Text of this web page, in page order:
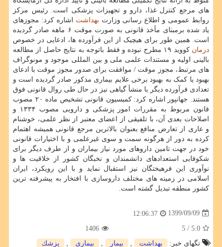
های مرجع کنترل غذا، دارو و تجهیزات پزشکی است. رئیس مرکز
روابط عمومی و اطلاع رسانی وزارت بهداشت اشاره کرد: مجوزهای
یاد شده برمبنای مأخذ قانونی به صورت موقت ۶ ماهه صادر گردیده
است. همین طور برای هیچیک از این فرآورده ها، ادعایی در خصوص
درمان
کووید ۱۹ مطرح نبوده و فقط باتوجه به نتایج حاصل از مطالعه
بالینی اولیه و مستندات علمی ملی و بین المللی موجود و مونوگراف
های مرتبط، مجوز موقت / موافقت برای صدور مجوز موقت با ادعای
بهبود یا کمک به بهبود برخی علایم بیماری مذکور صادر گردیده است و
تعدادی فرآورده دیگر با منشأ گیاهی نیز در حال طی روال قانونی فوق
هستند. جهانپور اشاره کرد: کمیسیون قانونی تشخیص ماده ۲۰ مصوب
قانون مربوط به مقررات امور پزشکی و دارویی مصوب ۱۳۳۴ و
اصلاحات بعدی آن، با تلفیقی از اعضای معتبر از نظر علمی، خوشنام
و عاری از تعارض منافع بعنوان بالاترین مرجع قانونی همیشه اهتمام
کرده به دور از هرگونه سمت و سوی غیرعلمی و با اختیارات قانونی
خود در جهت تامین داروهای مورد نیاز بیماران و از طرف دیگر برای
شکوفایی استعدادهای دانشمندان و نخبگان کشور از خلاقیت ها و
نوآوری این فرهیختگان نیز استقبال نماید و با این رویکرد، ایران
اسلامی در زمینه های مختلف داروسازی با افتخار به پیشرفته ترین
کشور منطقه تبدیل گشته است.
1399/09/09
12:06:37
5.0
/ 5
1406
تگهای خبر:
بهداشت بیمار بیماری پزشك